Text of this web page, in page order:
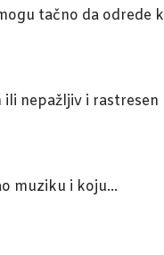
tačno da odrede
nepažljiv i rastresen
muziku i koju…